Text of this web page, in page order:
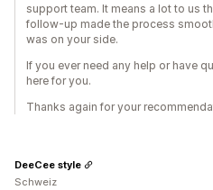
support team. It means a lot to us
follow-up made the process
was on your side.
If you ever need any help or have
here for you.
Thanks again for your
DeeCee style
Schweiz